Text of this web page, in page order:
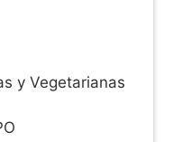
y Vegetarianas